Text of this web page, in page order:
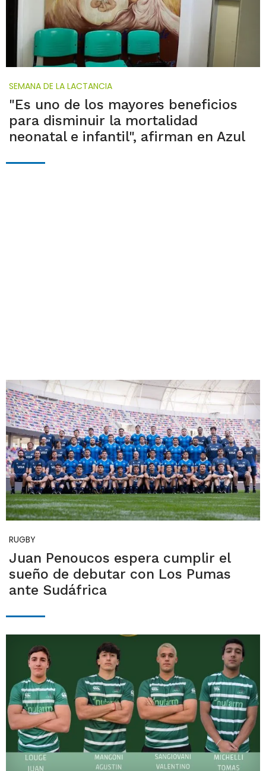
SEMANA DE LA LACTANCIA
"Es uno de los mayores beneficios
para disminuir la mortalidad
neonatal e infantil", afirman en Azul
RUGBY
Juan Penoucos espera cumplir el
sueño de debutar con Los Pumas
ante Sudáfrica